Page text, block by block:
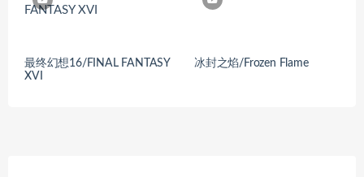
最终幻想16/FINAL FANTASY
XVI
冰封之焰/Frozen Flame